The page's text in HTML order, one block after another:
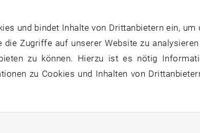
VERANSTALTUNGEN
Veranstaltungen in der aktuellen Ansicht.
und bindet Inhalte von Drittanbietern ein,
Zugriffe auf unserer Website zu
zu können. Hierzu ist es nötig
zu Cookies und Inhalten von